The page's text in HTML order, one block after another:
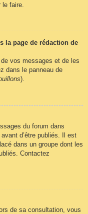
faire.
la page de rédaction de
vos messages et de les
dans le panneau de
).
du forum dans
d’être publiés. Il est
dans un groupe dont les
Contactez
de sa consultation, vous